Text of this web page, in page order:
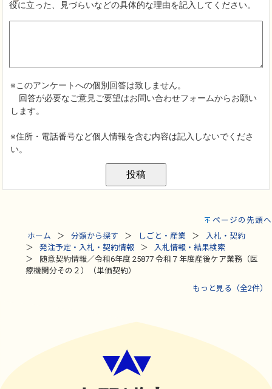
ページの先頭へ
ホーム
分類から探す しごと・産業
入札・契約
発注予定・入札・契約情報
入札情報・結果検索
随意契約情報／令和6年度 25877 令和７年度産後ケア業務（医
療機関分その２）（単価契約）
もっと見る（全2件）